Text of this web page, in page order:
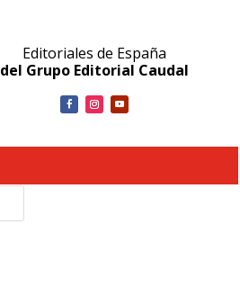
Editoriales de España
del Grupo Editorial Caudal